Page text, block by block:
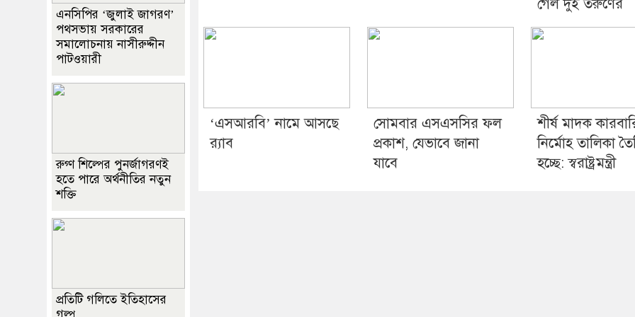
গেল দুই তরুণের
‘এসআরবি’ নামে আসছে
র‌্যাব
সোমবার এসএসসির ফল
প্রকাশ, যেভাবে জানা
যাবে
শীর্ষ মাদক
নির্মোহ তালিকা
হচ্ছে: স্বরাষ্ট্রমন্ত্রী
এনসিপির ‘জুলাই জাগরণ’
পথসভায় সরকারের
সমালোচনায় নাসীরুদ্দীন
পাটওয়ারী
রুগ্ণ শিল্পের পুনর্জাগরণই
হতে পারে অর্থনীতির নতুন
শক্তি
প্রতিটি গলিতে ইতিহাসের